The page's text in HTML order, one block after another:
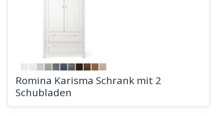
Romina Karisma Schrank mit 2
Schubladen